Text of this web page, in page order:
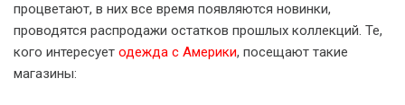
процветают, в них все время появляются новинки,
проводятся распродажи остатков прошлых коллекций. Те,
кого интересует одежда с Америки, посещают такие
магазины: